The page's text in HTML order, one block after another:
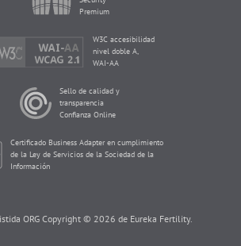
Premium
W3C accesibilidad
nivel doble A,
WAI-AA
Sello de calidad y
transparencia
Confianza Online
Certificado Business Adapter en cumplimiento
de la Ley de Servicios de la Sociedad de la
Información
ORG Copyright © 2026 de Eureka Fertility.